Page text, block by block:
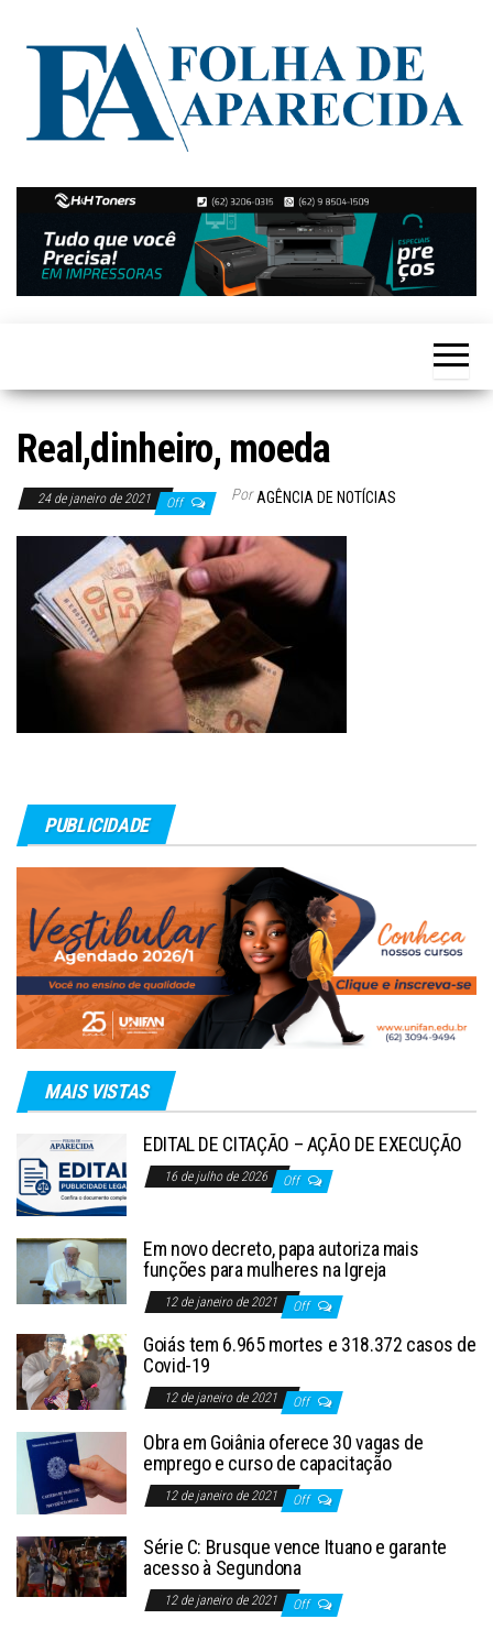
Folha de
Aparecida
Notícias
de
Aparecida
de
Goiânia
Real,dinheiro, moeda
24 de janeiro de 2021 Off Por AGÊNCIA DE NOTÍCIAS
PUBLICIDADE
MAIS VISTAS
EDITAL DE CITAÇÃO – AÇÃO DE EXECUÇÃO
16 de julho de 2026 Off
Em novo decreto, papa autoriza mais
funções para mulheres na Igreja
12 de janeiro de 2021 Off
Goiás tem 6.965 mortes e 318.372 casos de
Covid-19
12 de janeiro de 2021 Off
Obra em Goiânia oferece 30 vagas de
emprego e curso de capacitação
12 de janeiro de 2021 Off
Série C: Brusque vence Ituano e garante
acesso à Segundona
12 de janeiro de 2021 Off